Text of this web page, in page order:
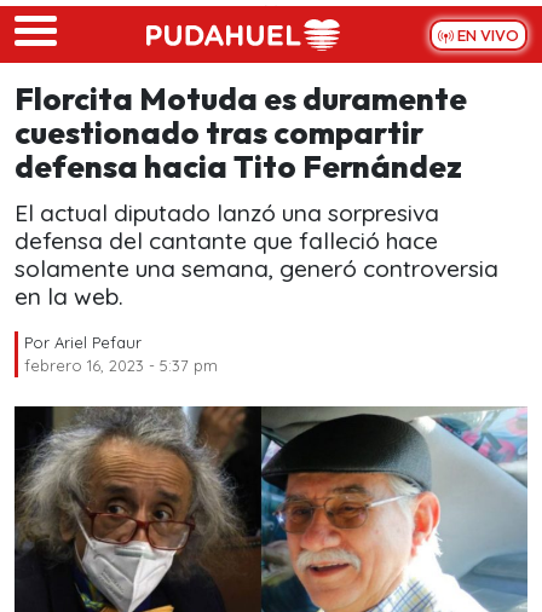
Skip to main content
EN VIVO
Florcita Motuda es duramente
cuestionado tras compartir
defensa hacia Tito Fernández
El actual diputado lanzó una sorpresiva
defensa del cantante que falleció hace
solamente una semana, generó controversia
en la web.
Por Ariel Pefaur
febrero 16, 2023 - 5:37 pm